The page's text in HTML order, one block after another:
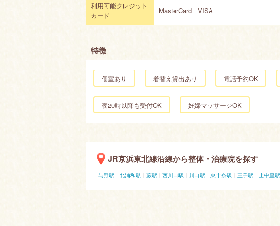
利用可能クレジット
カード
MasterCard、VISA
特徴
個室あり 着替え貸出あり 電話予約OK
夜20時以降も受付OK 妊婦マッサージOK
JR京浜東北線沿線から整体・治療院を探す
与野駅 北浦和駅 蕨駅 西川口駅 川口駅 東十条駅 王子駅 上中里駅